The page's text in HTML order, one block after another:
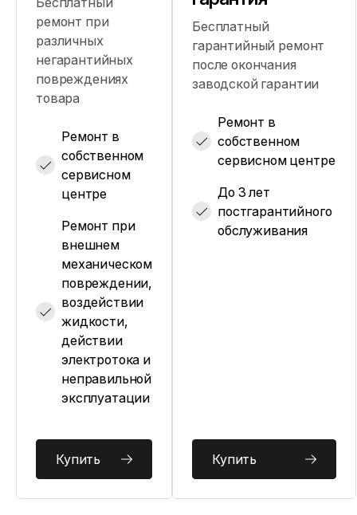
ремонт при
различных
негарантийных
повреждениях
товара
Ремонт в
собственном
сервисном
центре
Ремонт при
внешнем
механическом
повреждении,
воздействии
жидкости,
действии
электротока и
неправильной
эксплуатации
Купить
Бесплатный
гарантийный ремонт
после окончания
заводской гарантии
Ремонт в
собственном
сервисном центре
До 3 лет
постгарантийного
обслуживания
Купить